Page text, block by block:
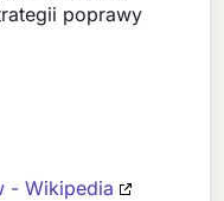
poprawy
- Wikipedia